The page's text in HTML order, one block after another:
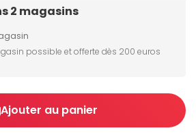
2 magasins
possible et offerte dès 200 euros
Ajouter au panier